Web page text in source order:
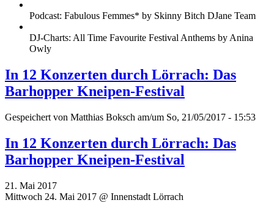
Podcast: Fabulous Femmes* by Skinny Bitch DJane Team
DJ-Charts: All Time Favourite Festival Anthems by Anina
Owly
In 12 Konzerten durch Lörrach: Das
Barhopper Kneipen-Festival
Gespeichert von Matthias Boksch am/um So, 21/05/2017 - 15:53
In 12 Konzerten durch Lörrach: Das
Barhopper Kneipen-Festival
21. Mai 2017
Mittwoch 24. Mai 2017 @ Innenstadt Lörrach